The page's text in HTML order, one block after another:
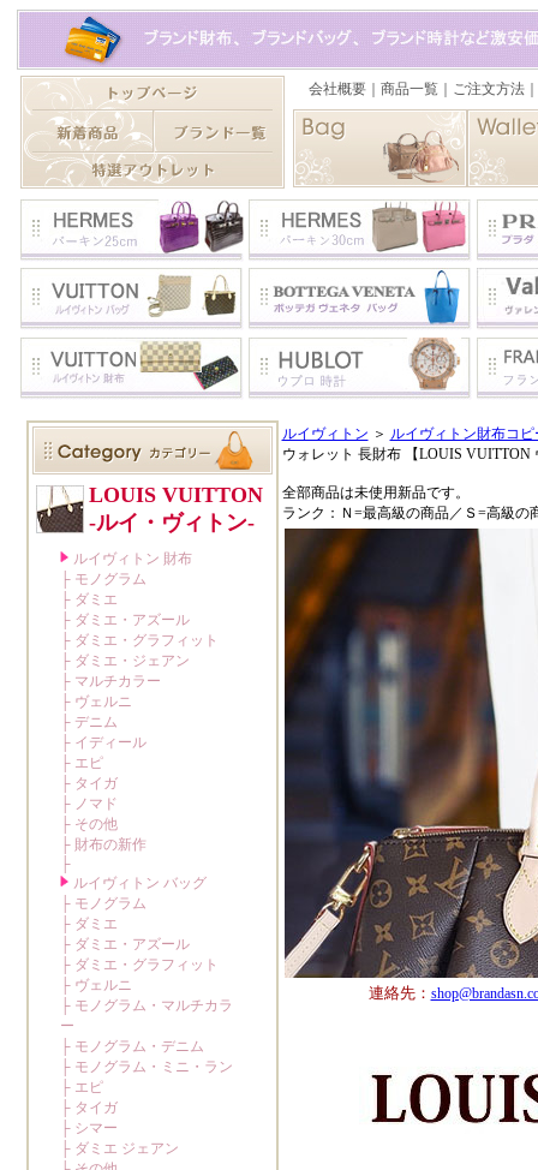
ルイヴィトン ＞ ルイヴィトン財布コピ
ウォレット 長財布 【LOUIS VUITTON
全部商品は未使用新品です。
ランク：Ｎ=最高級の商品／Ｓ=高級の
連絡先：